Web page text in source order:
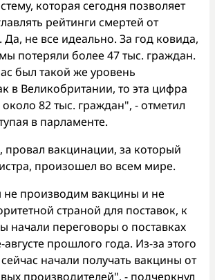
которая сегодня позволяет
рейтинги смертей от
Да, не все идеально. За год ковида,
потеряли более 47 тыс. граждан.
был такой же уровень
в Великобритании, то эта цифра
82 тыс. граждан", - отметил
в парламенте.
провал вакцинации, за который
произошел во всем мире.
производим вакцины и не
страной для поставок, к
переговоры о поставках
прошлого года. Из-за этого
начали получать вакцины от
производителей", - подчеркнул